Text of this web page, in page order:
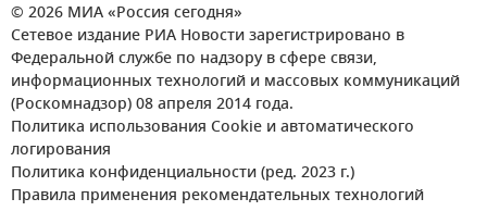
© 2026 МИА «Россия сегодня»
Сетевое издание РИА Новости зарегистрировано в
Федеральной службе по надзору в сфере связи,
информационных технологий и массовых коммуникаций
(Роскомнадзор) 08 апреля 2014 года.
Политика использования Cookie и автоматического
логирования
Политика конфиденциальности (ред. 2023 г.)
Правила применения рекомендательных технологий